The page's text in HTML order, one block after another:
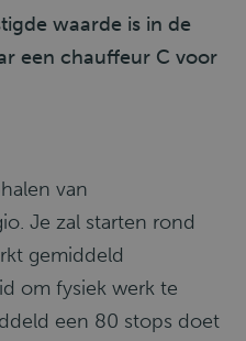
waarde is in de
een chauffeur C voor
van
Je zal starten rond
gemiddeld
om fysiek werk te
een 80 stops doet